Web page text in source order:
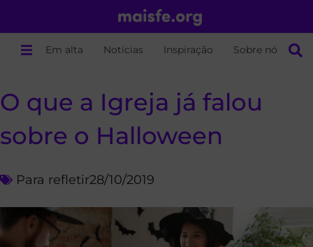
Em alta Notícias Inspiração Sobre nós
O que a Igreja já falou
sobre o Halloween
Para refletir28/10/2019